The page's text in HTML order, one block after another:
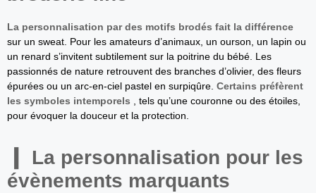
La personnalisation par des motifs brodés fait la différence
sur un sweat. Pour les amateurs d’animaux, un ourson, un lapin ou
un renard s’invitent subtilement sur la poitrine du bébé. Les
passionnés de nature retrouvent des branches d’olivier, des fleurs
épurées ou un arc-en-ciel pastel en surpiqûre. Certains préfèrent
les symboles intemporels , tels qu’une couronne ou des étoiles,
pour évoquer la douceur et la protection.
La personnalisation pour les
évènements marquants